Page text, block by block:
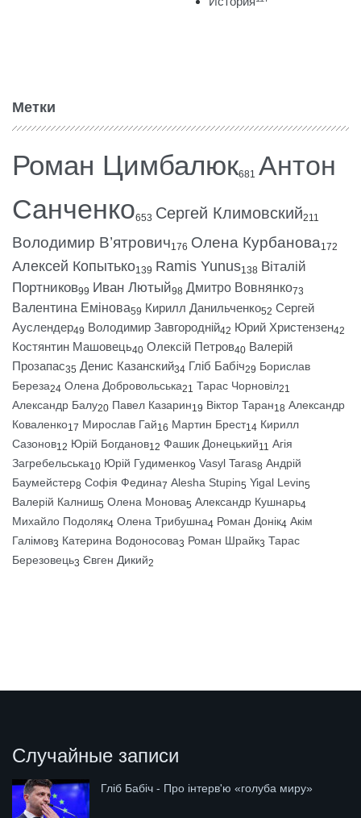
Метки
Роман Цимбалюк681 Антон
Санченко653 Сергей Климовский211
Володимир В’ятрович176 Олена Курбанова172
Алексей Копытько139 Ramis Yunus138 Віталій
Портников99 Иван Лютый98 Дмитро Вовнянко73
Валентина Емінова59 Кирилл Данильченко52 Сергей
Ауслендер49 Володимир Завгородній42 Юрий Христензен42
Костянтин Машовець40 Олексій Петров40 Валерій
Прозапас35 Денис Казанский34 Гліб Бабіч29 Борислав
Береза24 Олена Добровольська21 Тарас Чорновіл21
Александр Балу20 Павел Казарин19 Віктор Таран18 Александр
Коваленко17 Мирослав Гай16 Мартин Брест14 Кирилл
Сазонов12 Юрій Богданов12 Фашик Донецький11 Агія
Загребельська10 Юрій Гудименко9 Vasyl Taras8 Андрій
Баумейстер8 Софія Федина7 Alesha Stupin5 Yigal Levin5
Валерій Калниш5 Олена Монова5 Александр Кушнарь4
Михайло Подоляк4 Олена Трибушна4 Роман Донік4 Акім
Галімов3 Катерина Водоносова3 Роман Шрайк3 Тарас
Березовець3 Євген Дикий2
Случайные записи
Гліб Бабіч - Про інтерв'ю «голуба миру»